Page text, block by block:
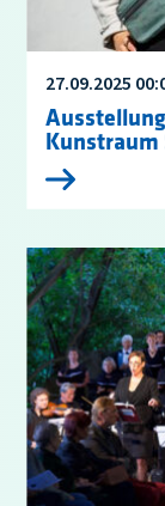
27.09.2025
Kunstraum